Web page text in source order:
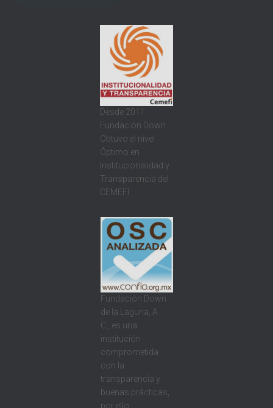
Desde 2011
Fundación Down
Obtuvo el nivel
Óptimo en
Institucionalidad y
Transparencia del
CEMEFI
Fundación Down
de la Laguna, A.
C., es una
institución
comprometida
con la
transparencia y
buenas prácticas,
por ello